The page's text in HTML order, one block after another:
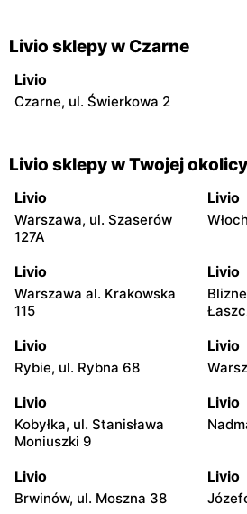
Livio sklepy w Czarne
Livio
Czarne, ul. Świerkowa 2
Livio sklepy w Twojej okolicy
Livio
Warszawa, ul. Szaserów
127A
Livio
Livio
Warszawa al. Krakowska
115
Livio
Livio
Rybie, ul. Rybna 68
Livio
Livio
Kobyłka, ul. Stanisława
Moniuszki 9
Livio
Livio
Brwinów, ul. Moszna 38
Livio